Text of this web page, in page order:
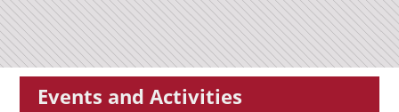
Events and Activities